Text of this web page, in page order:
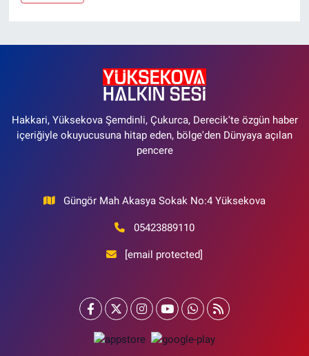
Hakkari, Yüksekova Şemdinli, Çukurca, Derecik'te özgün haber
içeriğiyle okuyucusuna hitap eden, bölge'den Dünyaya açılan
pencere
Güngör Mah Akasya Sokak No:4 Yüksekova
05423889110
[email protected]